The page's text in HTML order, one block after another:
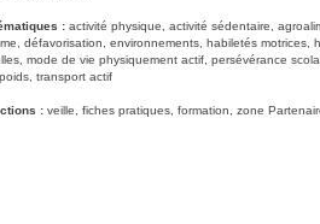
: activité physique, activité sédentaire,
défavorisation, environnements, habiletés motrices,
mode de vie physiquement actif, persévérance
transport actif
: veille, fiches pratiques, formation, zone